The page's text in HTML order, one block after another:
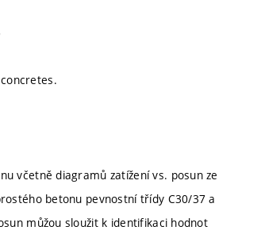
včetně diagramů zatížení vs. posun ze
betonu pevnostní třídy C30/37 a
můžou sloužit k identifikaci hodnot